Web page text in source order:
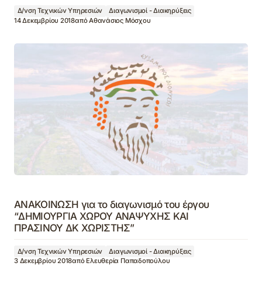
Δ/νση Τεχνικών Υπηρεσιών
Διαγωνισμοί - Διακηρύξεις
14 Δεκεμβρίου 2018απόΑθανάσιος Μόσχου
ΑΝΑΚΟΙΝΩΣΗ για το διαγωνισμό του έργου
“ΔΗΜΙΟΥΡΓΙΑ ΧΩΡΟΥ ΑΝΑΨΥΧΗΣ ΚΑΙ
ΠΡΑΣΙΝΟΥ ΔΚ ΧΩΡΙΣΤΗΣ”
Δ/νση Τεχνικών Υπηρεσιών
Διαγωνισμοί - Διακηρύξεις
3 Δεκεμβρίου 2018από Ελευθερία Παπαδοπούλου